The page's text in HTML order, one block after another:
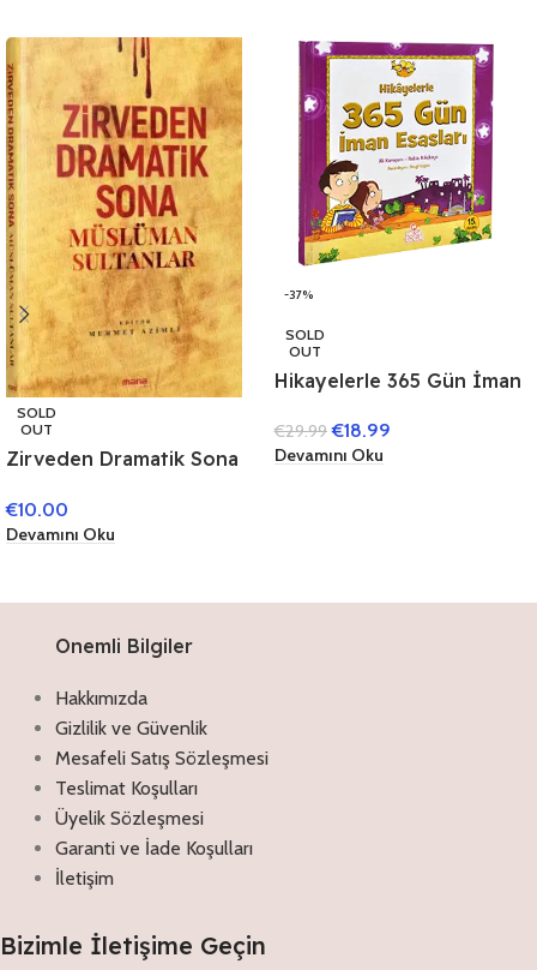
SOLD
OUT
Zirveden Dramatik Sona
€10.00
Devamını Oku
-37%
SOLD
OUT
Hikayelerle 365 Gün İman
€29.99 €18.99
Devamını Oku
Onemli Bilgiler
Hakkımızda
Gizlilik ve Güvenlik
Mesafeli Satış Sözleşmesi
Teslimat Koşulları
Üyelik Sözleşmesi
Garanti ve İade Koşulları
İletişim
Bizimle İletişime Geçin